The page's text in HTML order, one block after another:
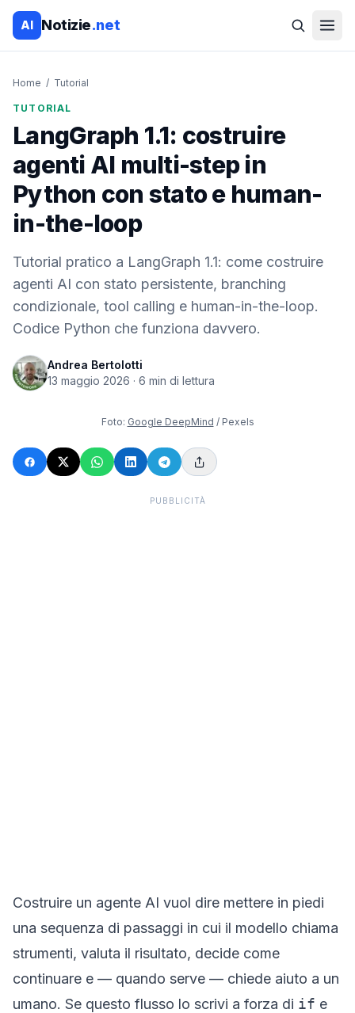
AI Notizie.net
Home / Tutorial
TUTORIAL
LangGraph 1.1: costruire
agenti AI multi-step in
Python con stato e human-
in-the-loop
Tutorial pratico a LangGraph 1.1: come costruire
agenti AI con stato persistente, branching
condizionale, tool calling e human-in-the-loop.
Codice Python che funziona davvero.
Andrea Bertolotti
13 maggio 2026 · 6 min di lettura
Foto: Google DeepMind / Pexels
PUBBLICITÀ
Costruire un agente AI vuol dire mettere in piedi
una sequenza di passaggi in cui il modello chiama
strumenti, valuta il risultato, decide come
continuare e — quando serve — chiede aiuto a un
umano. Se questo flusso lo scrivi a forza di if e